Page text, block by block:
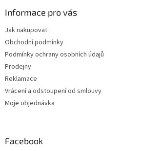
Informace pro vás
Jak nakupovat
Obchodní podmínky
Podmínky ochrany osobních údajů
Prodejny
Reklamace
Vrácení a odstoupení od smlouvy
Moje objednávka
Facebook